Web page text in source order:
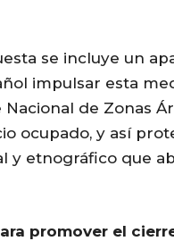
se incluye un
impulsar esta
de Zonas
ocupado, y así
y etnográfico que
promover el